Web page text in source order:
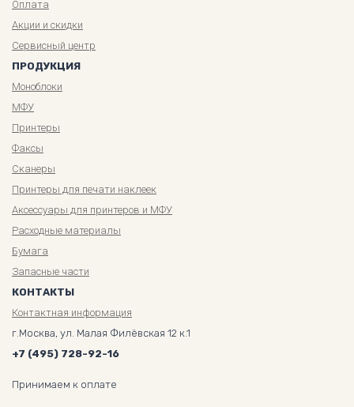
Оплата
Акции и скидки
Сервисный центр
ПРОДУКЦИЯ
Моноблоки
МФУ
Принтеры
Факсы
Сканеры
Принтеры для печати наклеек
Аксессуары для принтеров и МФУ
Расходные материалы
Бумага
Запасные части
КОНТАКТЫ
Контактная информация
г.Москва, ул. Малая Филёвская 12 к.1
+7 (495) 728-92-16
Принимаем к оплате